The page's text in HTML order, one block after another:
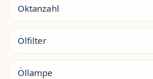
Oktanzahl
Ölfilter
Öllampe